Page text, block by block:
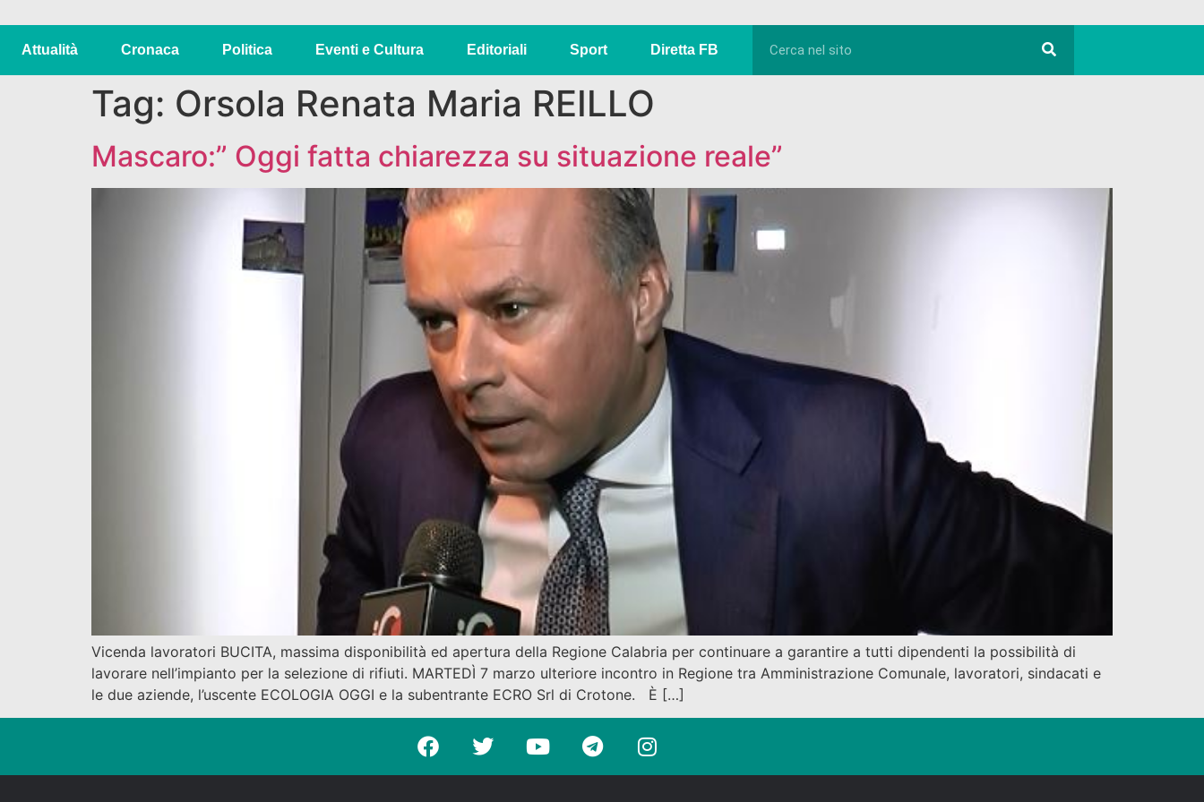
Attualità Cronaca Politica Eventi e Cultura Editoriali Sport Diretta FB
Tag: Orsola Renata Maria REILLO
Mascaro:” Oggi fatta chiarezza su situazione reale”
Vicenda lavoratori BUCITA, massima disponibilità ed apertura della Regione Calabria per continuare a garantire a tutti dipendenti la possibilità di
lavorare nell’impianto per la selezione di rifiuti. MARTEDÌ 7 marzo ulteriore incontro in Regione tra Amministrazione Comunale, lavoratori, sindacati e
le due aziende, l’uscente ECOLOGIA OGGI e la subentrante ECRO Srl di Crotone. È […]